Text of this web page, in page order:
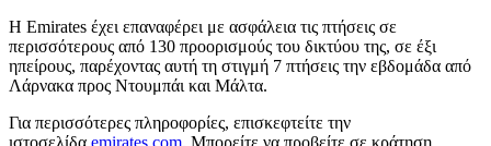
Η Emirates έχει επαναφέρει με ασφάλεια τις πτήσεις σε
περισσότερους από 130 προορισμούς του δικτύου της, σε έξι
ηπείρους, παρέχοντας αυτή τη στιγμή 7 πτήσεις την εβδομάδα από
Λάρνακα προς Ντουμπάι και Μάλτα.
Για περισσότερες πληροφορίες, επισκεφτείτε την
ιστοσελίδα emirates.com. Μπορείτε να προβείτε σε κράτηση